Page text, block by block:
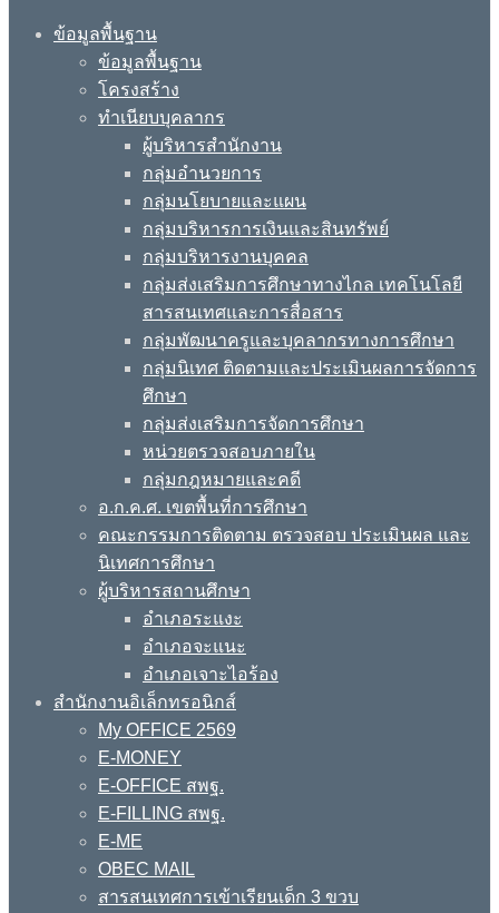
ข้อมูลพื้นฐาน
ข้อมูลพื้นฐาน
โครงสร้าง
ทำเนียบบุคลากร
ผู้บริหารสำนักงาน
กลุ่มอำนวยการ
กลุ่มนโยบายและแผน
กลุ่มบริหารการเงินและสินทรัพย์
กลุ่มบริหารงานบุคคล
กลุ่มส่งเสริมการศึกษาทางไกล เทคโนโลยี
สารสนเทศและการสื่อสาร
กลุ่มพัฒนาครูและบุคลากรทางการศึกษา
กลุ่มนิเทศ ติดตามและประเมินผลการจัดการ
ศึกษา
กลุ่มส่งเสริมการจัดการศึกษา
หน่วยตรวจสอบภายใน
กลุ่มกฎหมายและคดี
อ.ก.ค.ศ. เขตพื้นที่การศึกษา
คณะกรรมการติดตาม ตรวจสอบ ประเมินผล และ
นิเทศการศึกษา
ผู้บริหารสถานศึกษา
อำเภอระแงะ
อำเภอจะแนะ
อำเภอเจาะไอร้อง
สำนักงานอิเล็กทรอนิกส์
My OFFICE 2569
E-MONEY
E-OFFICE สพฐ.
E-FILLING สพฐ.
E-ME
OBEC MAIL
สารสนเทศการเข้าเรียนเด็ก 3 ขวบ